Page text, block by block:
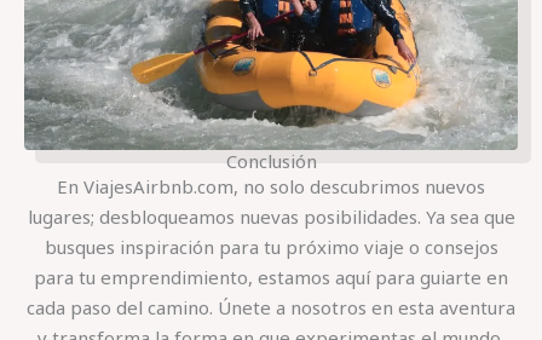
Conclusión
En ViajesAirbnb.com, no solo descubrimos nuevos
lugares; desbloqueamos nuevas posibilidades. Ya sea que
busques inspiración para tu próximo viaje o consejos
para tu emprendimiento, estamos aquí para guiarte en
cada paso del camino. Únete a nosotros en esta aventura